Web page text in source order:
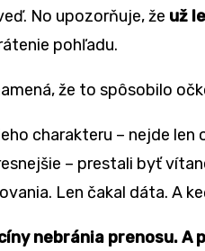
No upozorňuje, že už
pohľadu.
že to spôsobilo
charakteru – nejde len
ie – prestali byť vítan
Len čakal dáta. A
nebránia prenosu. A